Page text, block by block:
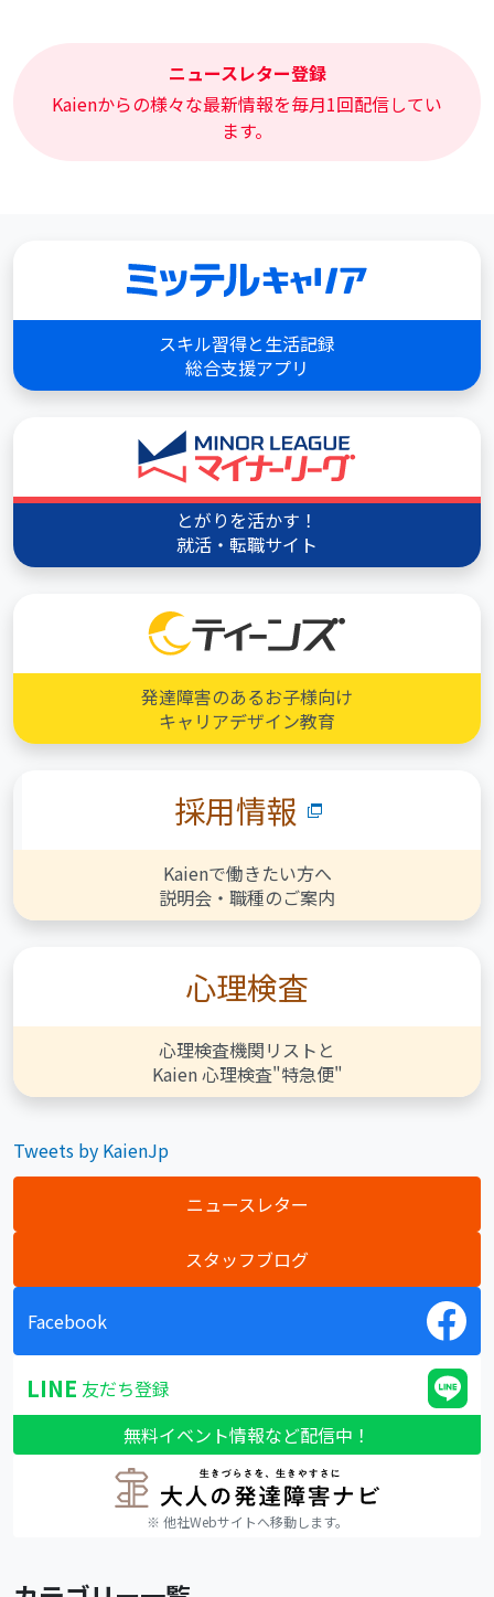
ニュースレター登録
Kaienからの様々な最新情報を毎月1回配信してい
ます。
スキル習得と生活記録
総合支援アプリ
とがりを活かす！
就活・転職サイト
発達障害のあるお子様向け
キャリアデザイン教育
採用情報
Kaienで働きたい方へ
説明会・職種のご案内
心理検査
心理検査機関リストと
Kaien 心理検査"特急便"
Tweets by KaienJp
ニュースレター
スタッフブログ
Facebook
LINE 友だち登録
無料イベント情報など配信中！
※ 他社Webサイトへ移動します。